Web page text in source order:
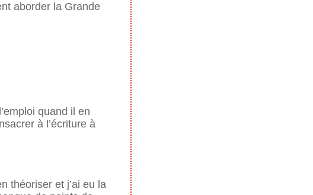
aborder la Grande
quand il en
à l’écriture à
théoriser et j’ai eu la